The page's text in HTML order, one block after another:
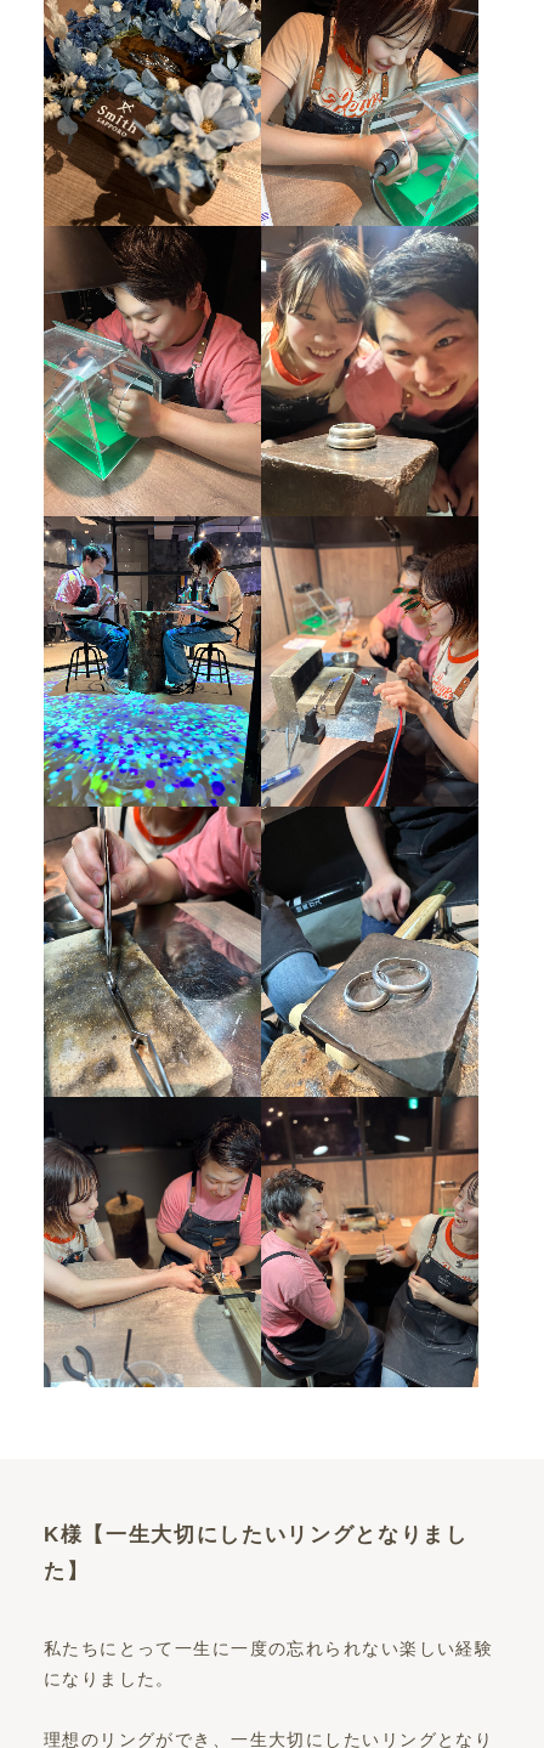
K様【一生大切にしたいリングとなりまし
た】
私たちにとって一生に一度の忘れられない楽しい経験
になりました。
理想のリングができ、一生大切にしたいリングとなり